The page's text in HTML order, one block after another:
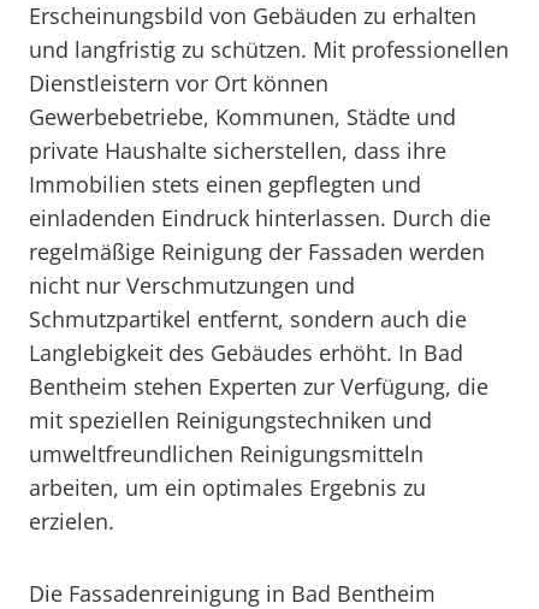
Erscheinungsbild von Gebäuden zu erhalten
und langfristig zu schützen. Mit professionellen
Dienstleistern vor Ort können
Gewerbebetriebe, Kommunen, Städte und
private Haushalte sicherstellen, dass ihre
Immobilien stets einen gepflegten und
einladenden Eindruck hinterlassen. Durch die
regelmäßige Reinigung der Fassaden werden
nicht nur Verschmutzungen und
Schmutzpartikel entfernt, sondern auch die
Langlebigkeit des Gebäudes erhöht. In Bad
Bentheim stehen Experten zur Verfügung, die
mit speziellen Reinigungstechniken und
umweltfreundlichen Reinigungsmitteln
arbeiten, um ein optimales Ergebnis zu
erzielen.
Die Fassadenreinigung in Bad Bentheim